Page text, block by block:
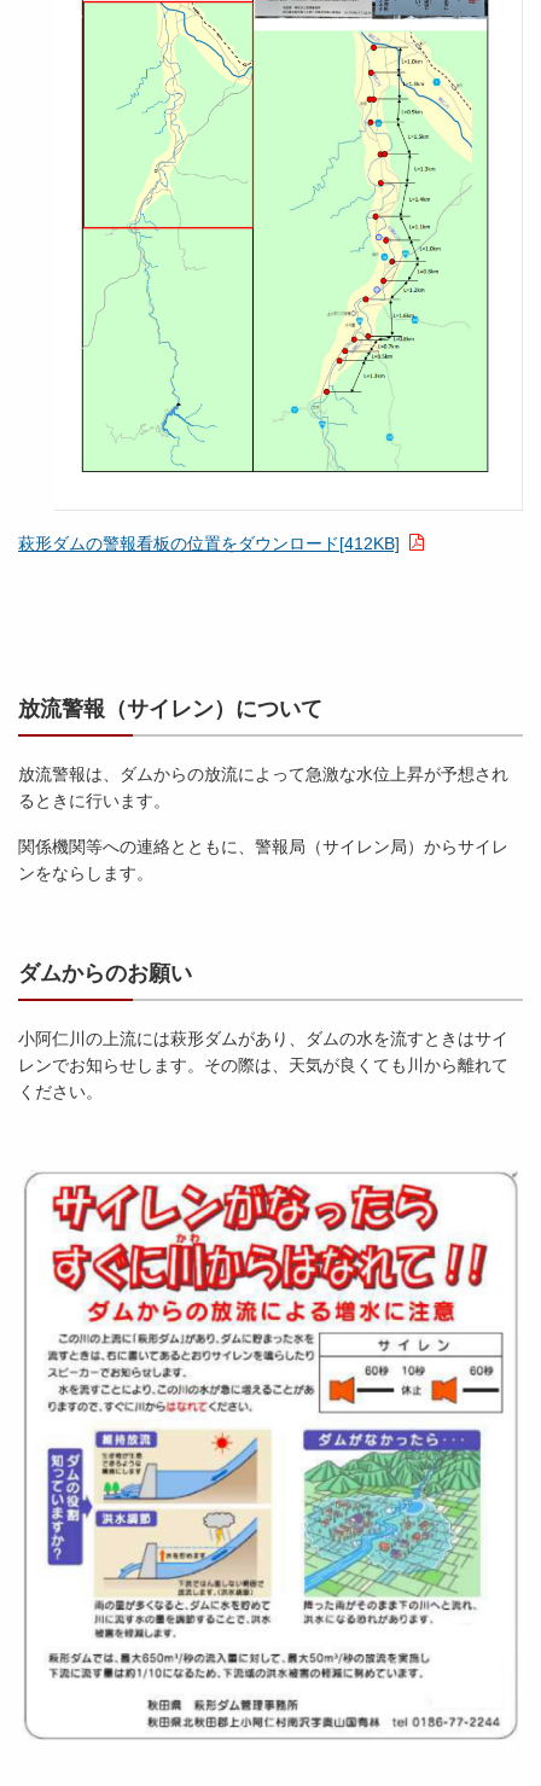
萩形ダムの警報看板の位置をダウンロード[412KB]
放流警報（サイレン）について
放流警報は、ダムからの放流によって急激な水位上昇が予想され
るときに行います。
関係機関等への連絡とともに、警報局（サイレン局）からサイレ
ンをならします。
ダムからのお願い
小阿仁川の上流には萩形ダムがあり、ダムの水を流すときはサイ
レンでお知らせします。その際は、天気が良くても川から離れて
ください。